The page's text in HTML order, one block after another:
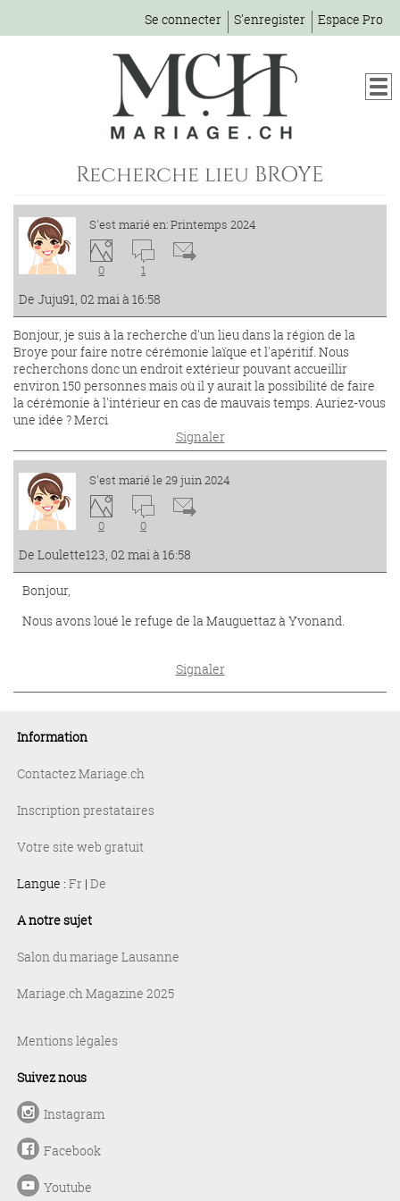
Se connecter S'enregister Espace Pro
Recherche lieu BROYE
S'est marié en: Printemps 2024
0 1
De Juju91, 02 mai à 16:58
Bonjour, je suis à la recherche d'un lieu dans la région de la
Broye pour faire notre cérémonie laïque et l'apéritif. Nous
recherchons donc un endroit extérieur pouvant accueillir
environ 150 personnes mais où il y aurait la possibilité de faire
la cérémonie à l'intérieur en cas de mauvais temps. Auriez-vous
une idée ? Merci
Signaler
S'est marié le 29 juin 2024
0 0
De Loulette123, 02 mai à 16:58
Bonjour,
Nous avons loué le refuge de la Mauguettaz à Yvonand.
Signaler
Information
Contactez Mariage.ch
Inscription prestataires
Votre site web gratuit
Langue : Fr | De
A notre sujet
Salon du mariage Lausanne
Mariage.ch Magazine 2025
Mentions légales
Suivez nous
Instagram
Facebook
Youtube